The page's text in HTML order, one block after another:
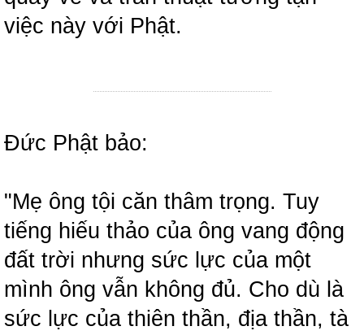
việc này với Phật.
Đức Phật bảo:
"Mẹ ông tội căn thâm trọng. Tuy
tiếng hiếu thảo của ông vang động
đất trời nhưng sức lực của một
mình ông vẫn không đủ. Cho dù là
sức lực của thiên thần, địa thần, tà